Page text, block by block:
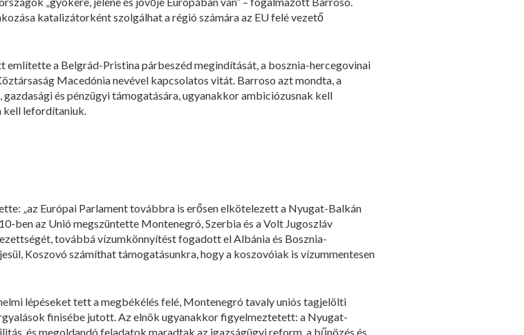
katalizátorként szolgálhat a régió számára az EU felé vezető
a Belgrád-Pristina párbeszéd megindítását, a bosznia-hercegovinai
Macedónia nevével kapcsolatos vitát. Barroso azt mondta, a
és pénzügyi támogatására, ugyanakkor ambiciózusnak kell
kell lefordítaniuk.
„az Európai Parlament továbbra is erősen elkötelezett a Nyugat-Balkán
ben az Unió megszüntette Montenegró, Szerbia és a Volt Jugoszláv
továbbá vízumkönnyítést fogadott el Albánia és Bosznia-
Koszovó számíthat támogatásunkra, hogy a koszovóiak is vízummentesen
lépéseket tett a megbékélés felé, Montenegró tavaly uniós tagjelölti
finisébe jutott. Az elnök ugyanakkor figyelmeztetett: a Nyugat-
és megoldandó feladatok maradtak az igazságügyi reform, a bűnözés és